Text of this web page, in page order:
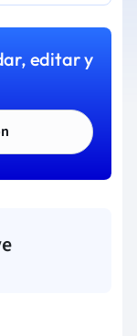
editar y